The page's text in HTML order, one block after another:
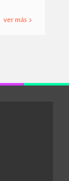
ver más >